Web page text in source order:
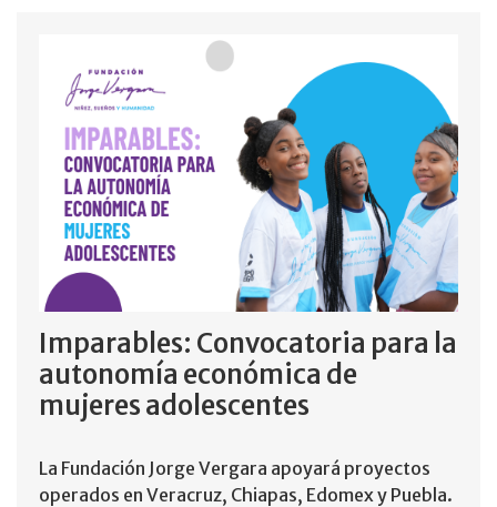
Imparables: Convocatoria para la
autonomía económica de
mujeres adolescentes
La Fundación Jorge Vergara apoyará proyectos
operados en Veracruz, Chiapas, Edomex y Puebla.